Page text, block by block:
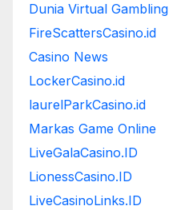
Dunia Virtual Gambling
FireScattersCasino.id
Casino News
LockerCasino.id
laurelParkCasino.id
Markas Game Online
LiveGalaCasino.ID
LionessCasino.ID
LiveCasinoLinks.ID